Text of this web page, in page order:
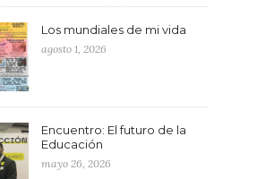
Los mundiales de mi vida
agosto 1, 2026
Encuentro: El futuro de la
Educación
mayo 26, 2026